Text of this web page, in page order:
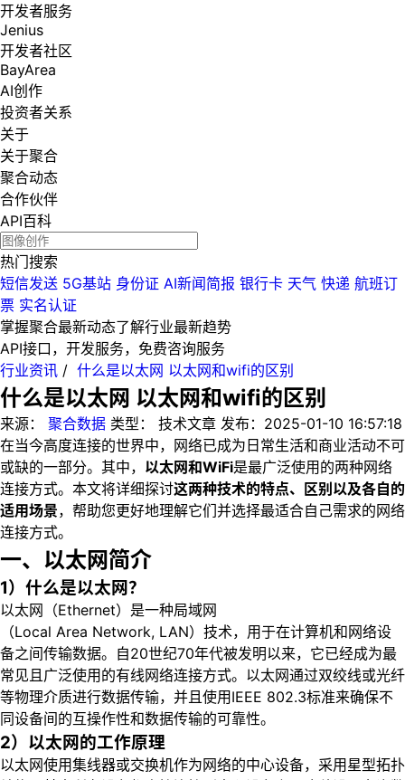
开发者服务
Jenius
开发者社区
BayArea
AI创作
投资者关系
关于
关于聚合
聚合动态
合作伙伴
API百科
热门搜索
短信发送 5G基站 身份证 AI新闻简报 银行卡 天气 快递 航班订
票 实名认证
掌握聚合最新动态了解行业最新趋势
API接口，开发服务，免费咨询服务
行业资讯 / 什么是以太网 以太网和wifi的区别
什么是以太网 以太网和wifi的区别
来源： 聚合数据 类型： 技术文章 发布： 2025-01-10 16:57:18
在当今高度连接的世界中，网络已成为日常生活和商业活动不可
或缺的一部分。其中， 以太网和WiFi是最广泛使用的两种网络
连接方式。本文将详细探讨这两种技术的特点、区别以及各自的
适用场景，帮助您更好地理解它们并选择最适合自己需求的网络
连接方式。
一、以太网简介
1）什么是以太网？
以太网（Ethernet）是一种局域网
（Local Area Network, LAN）技术，用于在计算机和网络设
备之间传输数据。自20世纪70年代被发明以来，它已经成为最
常见且广泛使用的有线网络连接方式。以太网通过双绞线或光纤
等物理介质进行数据传输，并且使用IEEE 802.3标准来确保不
同设备间的互操作性和数据传输的可靠性。
2）以太网的工作原理
以太网使用集线器或交换机作为网络的中心设备，采用星型拓扑